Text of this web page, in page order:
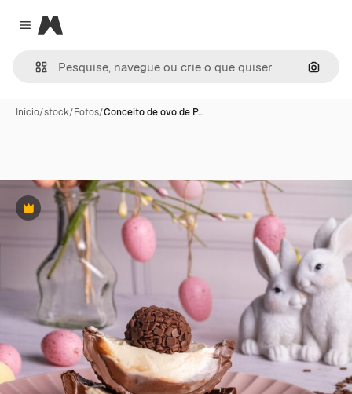
Close menu
Magnific
Início/stock/Fotos/Conceito de ovo de P…
Premium